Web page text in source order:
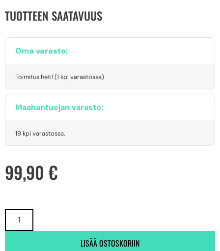
TUOTTEEN SAATAVUUS
Oma varasto:
Toimitus heti! (1 kpl varastossa)
Maahantuojan varasto:
19 kpl varastossa.
99,90 €
LISÄÄ OSTOSKORIIN